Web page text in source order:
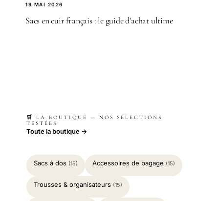
19 MAI 2026
Sacs en cuir français : le guide d'achat ultime
🛒 LA BOUTIQUE — NOS SÉLECTIONS
TESTÉES
Toute la boutique →
Sacs à dos (15) Accessoires de bagage (15)
Trousses & organisateurs (15)